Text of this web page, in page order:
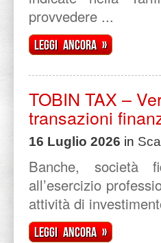
provvedere ...
Leggi ancora »
TOBIN TAX –
transazioni
16 Luglio 2026 in
Banche, società
all’esercizio
attività di
Leggi ancora »